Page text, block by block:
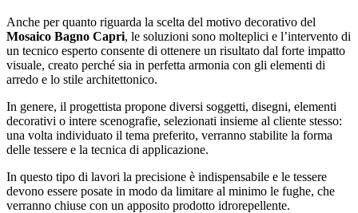
Anche per quanto riguarda la scelta del motivo decorativo del
Mosaico Bagno Capri, le soluzioni sono molteplici e l’intervento di
un tecnico esperto consente di ottenere un risultato dal forte impatto
visuale, creato perché sia in perfetta armonia con gli elementi di
arredo e lo stile architettonico.
In genere, il progettista propone diversi soggetti, disegni, elementi
decorativi o intere scenografie, selezionati insieme al cliente stesso:
una volta individuato il tema preferito, verranno stabilite la forma
delle tessere e la tecnica di applicazione.
In questo tipo di lavori la precisione è indispensabile e le tessere
devono essere posate in modo da limitare al minimo le fughe, che
verranno chiuse con un apposito prodotto idrorepellente.